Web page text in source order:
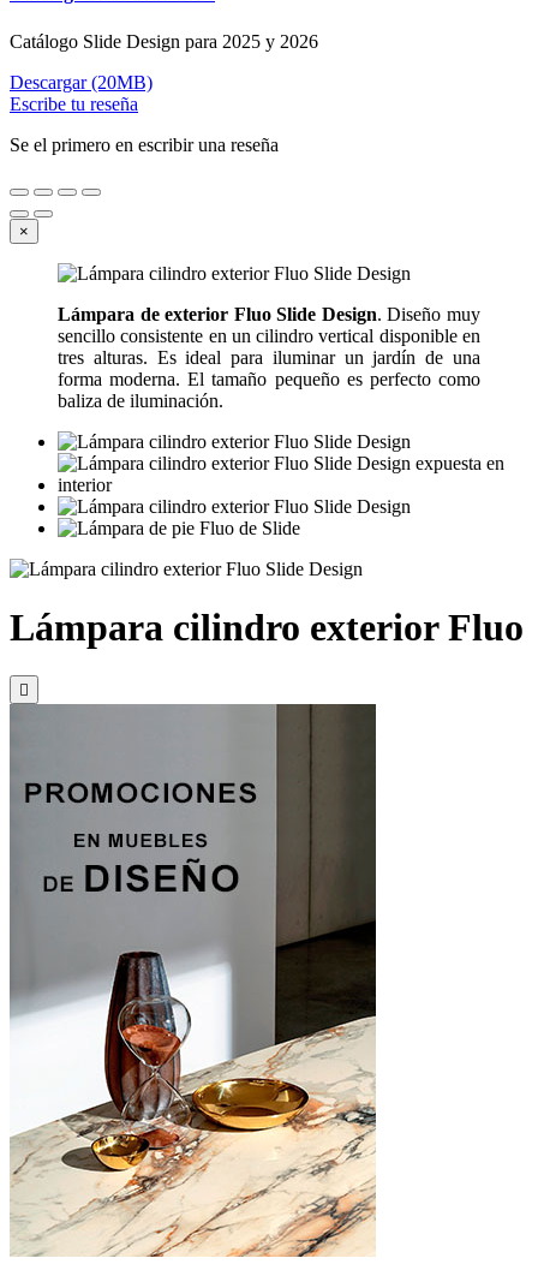
Catálogo Slide Design para 2025 y 2026
Descargar (20MB)
Escribe tu reseña
Se el primero en escribir una reseña
×
Lámpara de exterior Fluo Slide Design. Diseño muy
sencillo consistente en un cilindro vertical disponible en
tres alturas. Es ideal para iluminar un jardín de una
forma moderna. El tamaño pequeño es perfecto como
baliza de iluminación.
Lámpara cilindro exterior Fluo
